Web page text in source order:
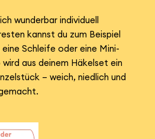
wunderbar individuell
kannst du zum Beispiel
Schleife oder eine Mini-
aus deinem Häkelset ein
– weich, niedlich und